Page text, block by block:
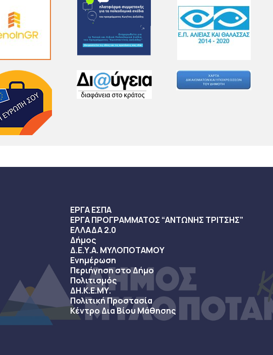
ΕΡΓΑ ΕΣΠΑ
ΕΡΓΑ ΠΡΟΓΡΑΜΜΑΤΟΣ “ΑΝΤΩΝΗΣ ΤΡΙΤΣΗΣ”
ΕΛΛΑΔΑ 2.0
Δήμος
Δ.Ε.Υ.Α. ΜΥΛΟΠΟΤΑΜΟΥ
Ενημέρωση
Περιήγηση στο Δήμο
Πολιτισμός
ΔΗ.Κ.Ε.ΜΥ.
Πολιτική Προστασία
Κέντρο Δια Βίου Μάθησης